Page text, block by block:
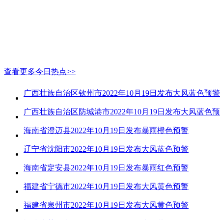
查看更多今日热点>>
广西壮族自治区钦州市2022年10月19日发布大风蓝色预警
广西壮族自治区防城港市2022年10月19日发布大风蓝色
海南省澄迈县2022年10月19日发布暴雨橙色预警
辽宁省沈阳市2022年10月19日发布大风蓝色预警
海南省定安县2022年10月19日发布暴雨红色预警
福建省宁德市2022年10月19日发布大风黄色预警
福建省泉州市2022年10月19日发布大风黄色预警